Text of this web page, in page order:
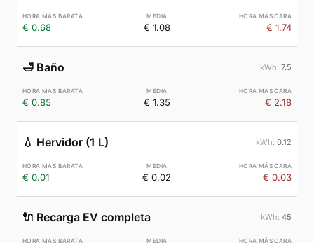
€ 0.68 € 1.08 € 1.74
🛁 Baño 7.5
€ 0.85 € 1.35 € 2.18
💧 Hervidor (1 L) 0.12
€ 0.01 € 0.02 € 0.03
🔌 Recarga EV completa 45